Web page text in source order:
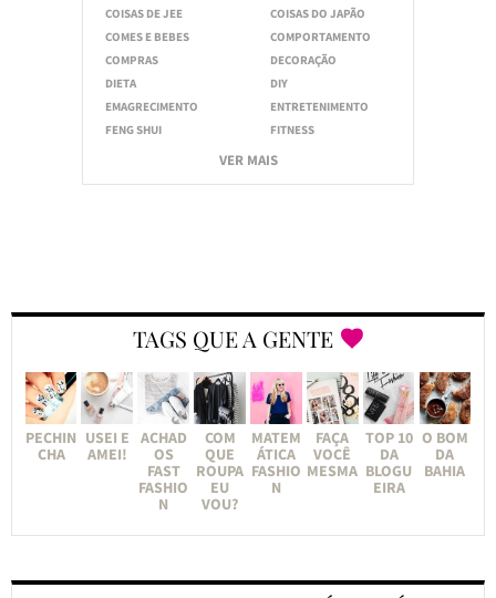
COISAS DE JEE
COISAS DO JAPÃO
COMES E BEBES
COMPORTAMENTO
COMPRAS
DECORAÇÃO
DIETA
DIY
EMAGRECIMENTO
ENTRETENIMENTO
FENG SHUI
FITNESS
VER MAIS
TAGS QUE A GENTE
PECHIN
CHA
USEI E
AMEI!
ACHAD
OS
FAST
FASHIO
N
COM
QUE
ROUPA
EU
VOU?
MATEM
ÁTICA
FASHIO
N
FAÇA
VOCÊ
MESMA
TOP 10
DA
BLOGU
EIRA
O BOM
DA
BAHIA